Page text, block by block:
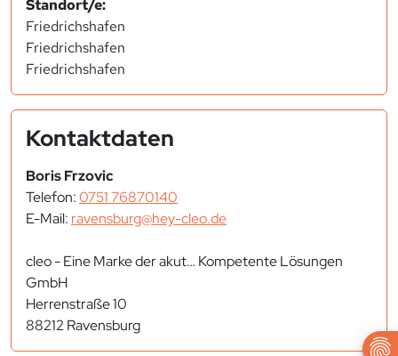
Standort/e:
Friedrichshafen
Friedrichshafen
Friedrichshafen
Kontaktdaten
Boris Frzovic
Telefon:0751 76870140
E-Mail: ravensburg@hey-cleo.de
cleo - Eine Marke der akut… Kompetente Lösungen
GmbH
Herrenstraße 10
88212 Ravensburg